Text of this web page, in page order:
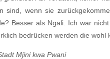
sind, wenn sie
Besser als Ngali. Ich war
bedrücken werden die wohl
Mjini kwa Pwani